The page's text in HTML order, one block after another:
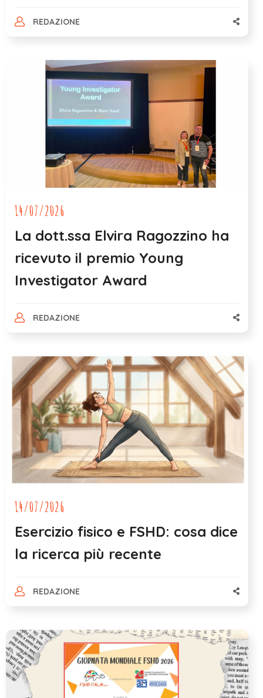
REDAZIONE
14/07/2026
La dott.ssa Elvira Ragozzino ha
ricevuto il premio Young
Investigator Award
REDAZIONE
14/07/2026
Esercizio fisico e FSHD: cosa dice
la ricerca più recente
REDAZIONE